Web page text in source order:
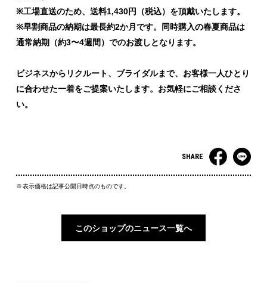
※工場直送のため、送料1,430円（税込）を頂戴いたします。
※早割商品の納期は最長約2か月です。同時購入の春夏商品は
通常納期（約3〜4週間）でのお渡しとなります。
ビジネスからリクルート、ブライダルまで、お客様一人ひとり
に合わせた一着をご提案いたします。 お気軽にご相談くださ
い。
SHARE
表示価格は記事公開日時点のものです。
このショップのニュース一覧へ